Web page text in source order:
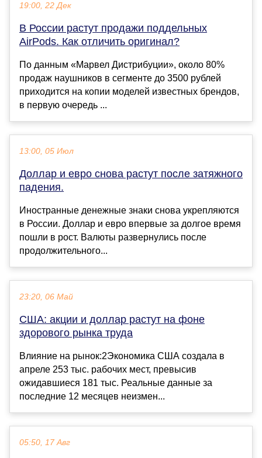
19:00, 22 Дек
В России растут продажи поддельных
AirPods. Как отличить оригинал?
По данным «Марвел Дистрибуции», около 80%
продаж наушников в сегменте до 3500 рублей
приходится на копии моделей известных брендов,
в первую очередь ...
13:00, 05 Июл
Доллар и евро снова растут после затяжного
падения.
Иностранные денежные знаки снова укрепляются
в России. Доллар и евро впервые за долгое время
пошли в рост. Валюты развернулись после
продолжительного...
23:20, 06 Май
США: акции и доллар растут на фоне
здорового рынка труда
Влияние на рынок:2Экономика США создала в
апреле 253 тыс. рабочих мест, превысив
ожидавшиеся 181 тыс. Реальные данные за
последние 12 месяцев неизмен...
05:50, 17 Авг